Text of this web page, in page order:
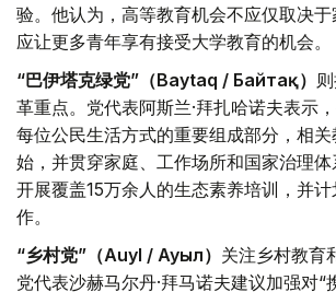
验。他认为，高等教育机会不应仅取决
应让更多青年享有接受大学教育的机会。
“巴伊塔克绿党”（Baytaq / Байтақ）
革重点。党代表阿斯兰·拜扎哈诺夫表示
每位公民生活方式的重要组成部分，相
始，并贯穿家庭、工作场所和国家治理
开展覆盖15万余人的生态素养培训，并
作。
“乡村党”（Auyl / Ауыл） 关注乡村教育
党代表沙赫马尔丹·拜马诺夫建议加强对“